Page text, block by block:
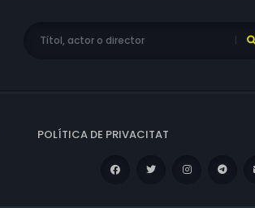
POLÍTICA DE PRIVACITAT